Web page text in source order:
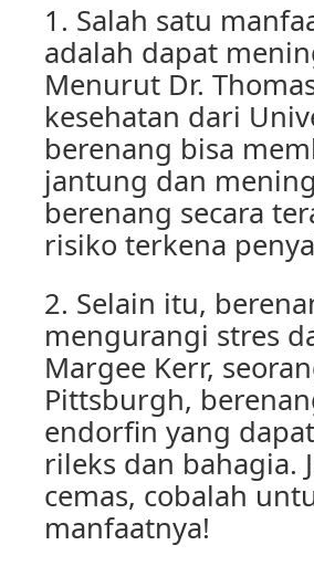
1. Salah satu
adalah dapat
Menurut Dr.
kesehatan dari
berenang bisa
jantung dan
berenang secara
risiko terkena
2. Selain itu,
mengurangi stres
Margee Kerr,
Pittsburgh,
endorfin yang
rileks dan bahagia.
cemas, cobalah
manfaatnya!